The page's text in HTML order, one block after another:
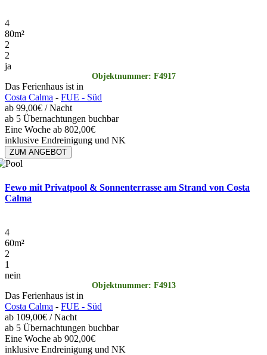
4
80m²
2
2
ja
Objektnummer: F4917
Das Ferienhaus ist in
Costa Calma - FUE - Süd
ab 99,00€ / Nacht
ab 5 Übernachtungen buchbar
Eine Woche ab 802,00€
inklusive Endreinigung und NK
ZUM ANGEBOT
Fewo mit Privatpool & Sonnenterrasse am Strand von Costa
Calma
4
60m²
2
1
nein
Objektnummer: F4913
Das Ferienhaus ist in
Costa Calma - FUE - Süd
ab 109,00€ / Nacht
ab 5 Übernachtungen buchbar
Eine Woche ab 902,00€
inklusive Endreinigung und NK